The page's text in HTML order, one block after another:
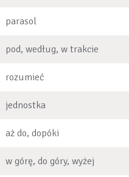
parasol
pod, według, w trakcie
rozumieć
jednostka
aż do, dopóki
w górę, do góry, wyżej